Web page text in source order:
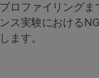
ロファイリングま
ス実験における
ます。